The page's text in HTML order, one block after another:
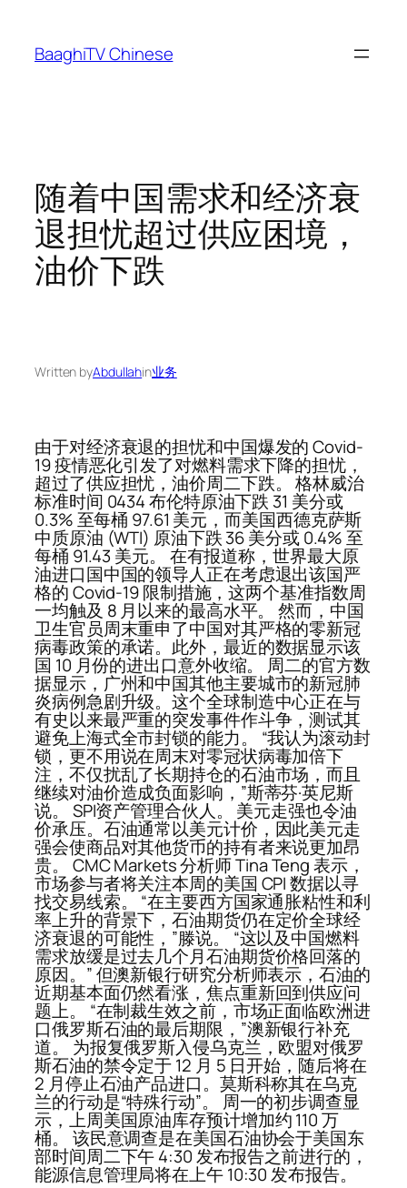
content
BaaghiTV Chinese
随着中国需求和经济衰
退担忧超过供应困境，
油价下跌
Written byAbdullahin业务
由于对经济衰退的担忧和中国爆发的 Covid-
19 疫情恶化引发了对燃料需求下降的担忧，
超过了供应担忧，油价周二下跌。 格林威治
标准时间 0434 布伦特原油下跌 31 美分或
0.3% 至每桶 97.61 美元，而美国西德克萨斯
中质原油 (WTI) 原油下跌 36 美分或 0.4% 至
每桶 91.43 美元。 在有报道称，世界最大原
油进口国中国的领导人正在考虑退出该国严
格的 Covid-19 限制措施，这两个基准指数周
一均触及 8 月以来的最高水平。 然而，中国
卫生官员周末重申了中国对其严格的零新冠
病毒政策的承诺。此外，最近的数据显示该
国 10 月份的进出口意外收缩。 周二的官方数
据显示，广州和中国其他主要城市的新冠肺
炎病例急剧升级。这个全球制造中心正在与
有史以来最严重的突发事件作斗争，测试其
避免上海式全市封锁的能力。 “我认为滚动封
锁，更不用说在周末对零冠状病毒加倍下
注，不仅扰乱了长期持仓的石油市场，而且
继续对油价造成负面影响，”斯蒂芬·英尼斯
说。 SPI资产管理合伙人。 美元走强也令油
价承压。石油通常以美元计价，因此美元走
强会使商品对其他货币的持有者来说更加昂
贵。 CMC Markets 分析师 Tina Teng 表示，
市场参与者将关注本周的美国 CPI 数据以寻
找交易线索。 “在主要西方国家通胀粘性和利
率上升的背景下，石油期货仍在定价全球经
济衰退的可能性，”滕说。 “这以及中国燃料
需求放缓是过去几个月石油期货价格回落的
原因。” 但澳新银行研究分析师表示，石油的
近期基本面仍然看涨，焦点重新回到供应问
题上。 “在制裁生效之前，市场正面临欧洲进
口俄罗斯石油的最后期限，”澳新银行补充
道。 为报复俄罗斯入侵乌克兰，欧盟对俄罗
斯石油的禁令定于 12 月 5 日开始，随后将在
2 月停止石油产品进口。莫斯科称其在乌克
兰的行动是“特殊行动”。 周一的初步调查显
示，上周美国原油库存预计增加约 110 万
桶。 该民意调查是在美国石油协会于美国东
部时间周二下午 4:30 发布报告之前进行的，
能源信息管理局将在上午 10:30 发布报告。